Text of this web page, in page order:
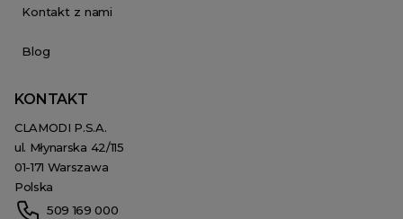
Kontakt z nami
Blog
KONTAKT
CLAMODI P.S.A.
ul. Młynarska 42/115
01-171 Warszawa
Polska
509 169 000